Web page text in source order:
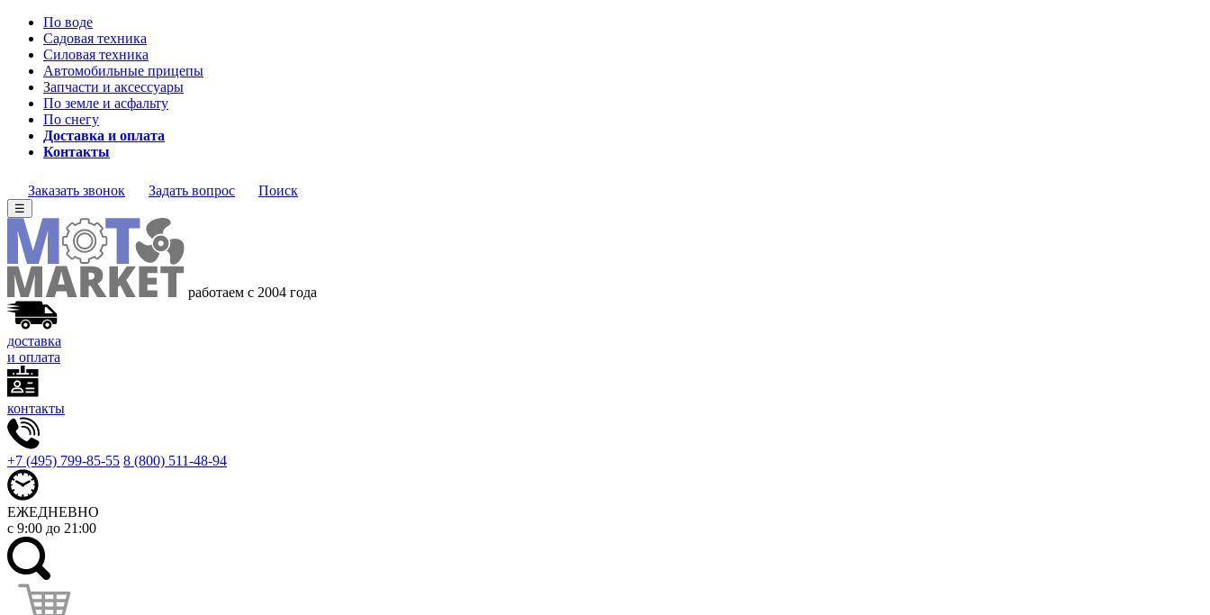
По воде
Садовая техника
Силовая техника
Автомобильные прицепы
Запчасти и аксессуары
По земле и асфальту
По снегу
Доставка и оплата
Контакты
Заказать звонок Задать вопрос Поиск
☰
работаем с 2004 года
доставка
и оплата
контакты
+7 (495) 799-85-55 8 (800) 511-48-94
ЕЖЕДНЕВНО
с 9:00 до 21:00